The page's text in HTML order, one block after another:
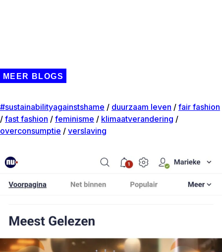
MEER BLOGS
#sustainabilityagainstshame / duurzaam leven / fair fashion
/ fast fashion / feminisme / klimaatverandering /
overconsumptie / verslaving